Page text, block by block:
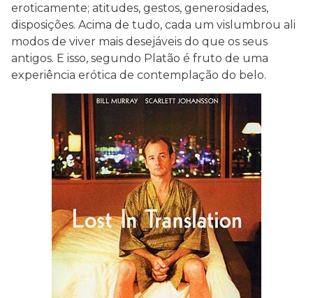
eroticamente; atitudes, gestos, generosidades,
disposições. Acima de tudo, cada um vislumbrou ali
modos de viver mais desejáveis do que os seus
antigos. E isso, segundo Platão é fruto de uma
experiência erótica de contemplação do belo.